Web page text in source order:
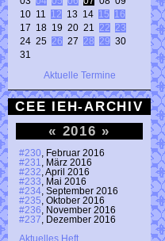
10 11 12 13 14 15
16
17 18 19 20 21 22
23
24 25 26 27 28 29 30
31
Aktuelle Termine
CEE IEH-ARCHIV
« 2016 »
#230 , Februar 2016
#231
, März 2016
#232 , April 2016
#233 , Mai 2016
#234 , September 2016
#235 , Oktober 2016
#236 , November 2016
#237 , Dezember 2016
Aktuelles Heft